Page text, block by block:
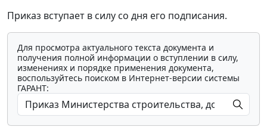
Приказ вступает в силу со дня его подписания.
Для просмотра актуального текста документа и
получения полной информации о вступлении в силу,
изменениях и порядке применения документа,
воспользуйтесь поиском в Интернет-версии системы
ГАРАНТ: